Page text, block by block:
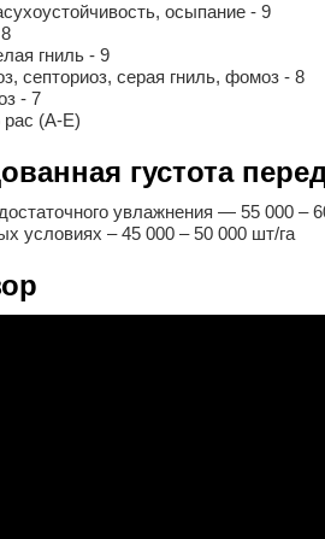
осыпание - 9
гниль - 9
септориоз, серая гниль, фомоз - 8
- 7
рас (А-Е)
густота
увлажнения — 55 000 –
условиях – 45 000 – 50 000 шт/га